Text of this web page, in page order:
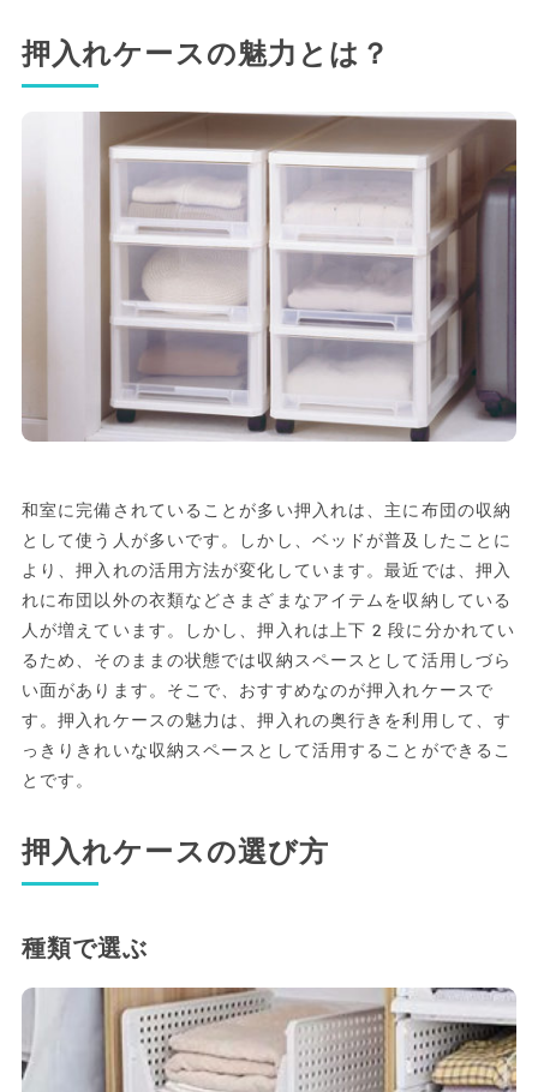
押入れケースの魅力とは？
和室に完備されていることが多い押入れは、主に布団の収納
として使う人が多いです。しかし、ベッドが普及したことに
より、押入れの活用方法が変化しています。最近では、押入
れに布団以外の衣類などさまざまなアイテムを収納している
人が増えています。しかし、押入れは上下2段に分かれてい
るため、そのままの状態では収納スペースとして活用しづら
い面があります。そこで、おすすめなのが押入れケースで
す。押入れケースの魅力は、押入れの奥行きを利用して、す
っきりきれいな収納スペースとして活用することができるこ
とです。
押入れケースの選び方
種類で選ぶ